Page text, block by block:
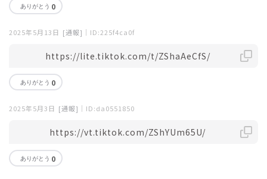
0
2025年5月13日 [通報] ｜ID:225f4ca0f
https://lite.tiktok.com/t/ZShaAeCfS/
0
2025年5月3日 [通報] ｜ID:da0551850
https://vt.tiktok.com/ZShYUm65U/
0